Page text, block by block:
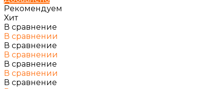
Рекомендуем
Хит
В сравнение
В сравнении
В сравнение
В сравнении
В сравнение
В сравнении
В сравнение